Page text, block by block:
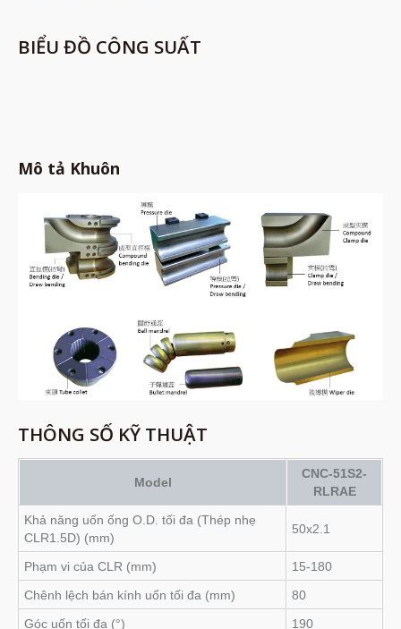
BIỂU ĐỒ CÔNG SUẤT
Mô tả Khuôn
THÔNG SỐ KỸ THUẬT
Model
CNC-51S2-
RLRAE
Khả năng uốn ống O.D. tối đa (Thép nhẹ
CLR1.5D) (mm)
50x2.1
Phạm vi của CLR (mm)
15-180
Chênh lệch bán kính uốn tối đa (mm)
80
Góc uốn tối đa (°)
190